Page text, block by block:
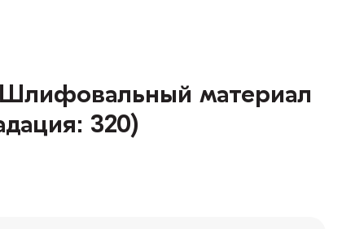
Шлифовальный материал
320)